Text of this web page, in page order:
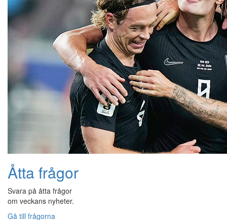
Åtta frågor
Svara på åtta frågor
om veckans nyheter.
Gå till frågorna